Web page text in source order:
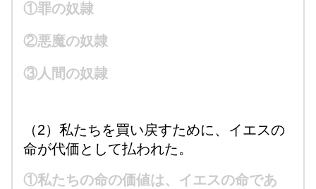
①罪の奴隷
②悪魔の奴隷
③人間の奴隷
（2）私たちを買い戻すために、イエスの
命が代価として払われた。
①私たちの命の価値は、イエスの命であ